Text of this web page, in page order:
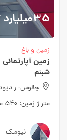
۳۵میلیارد
زمین و باغ
شبنم
چالوس-
متراژ زمین: ۵۴۰ متر
نیوملک